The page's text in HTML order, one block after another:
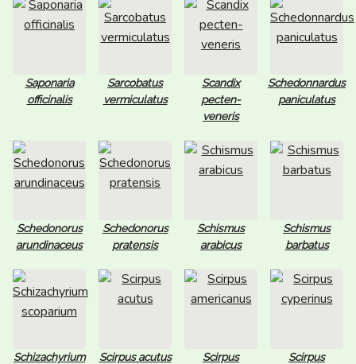
Saponaria
officinalis
Sarcobatus
vermiculatus
Scandix
pecten-
veneris
Schedonnardus
paniculatus
Schedonorus
arundinaceus
Schedonorus
pratensis
Schismus
arabicus
Schismus
barbatus
Schizachyrium
Scirpus acutus
Scirpus
Scirpus